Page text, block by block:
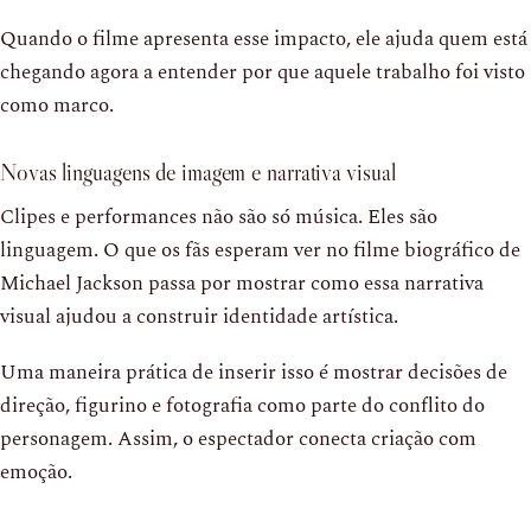
Quando o filme apresenta esse impacto, ele ajuda quem está
chegando agora a entender por que aquele trabalho foi visto
como marco.
Novas linguagens de imagem e narrativa visual
Clipes e performances não são só música. Eles são
linguagem. O que os fãs esperam ver no filme biográfico de
Michael Jackson passa por mostrar como essa narrativa
visual ajudou a construir identidade artística.
Uma maneira prática de inserir isso é mostrar decisões de
direção, figurino e fotografia como parte do conflito do
personagem. Assim, o espectador conecta criação com
emoção.